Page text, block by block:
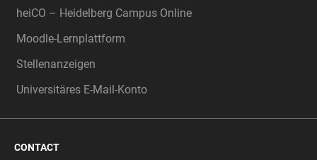
heiCO – Heidelberg Campus Online
Moodle-Lernplattform
Stellenanzeigen
Universitäres E-Mail-Konto
CONTACT